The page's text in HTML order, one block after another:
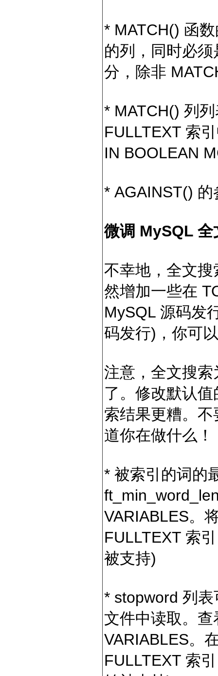
* MATCH() 函
的列，同时必
分，除非
* MATCH() 列
FULLTEXT 索
IN BOOLEAN
* AGAINST()
微调 MySQL 全
不幸地，全文
然增加一些在
MySQL 源码发
码发行)，你可
注意，全文搜
了。修改默认
索结果更糟。
道你在做什么！
* 被索引的词的
VARIABLES。
FULLTEXT 索
被支持)
* stopword 列
文件中读取。
VARIABLES。
FULLTEXT 索